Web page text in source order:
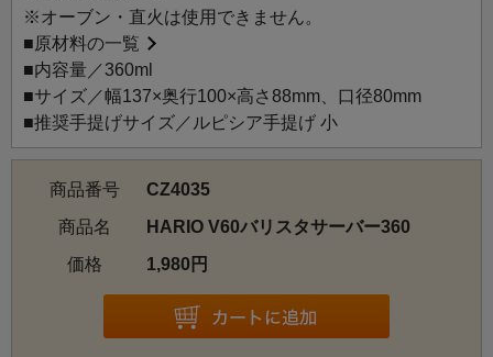
（HARIO GlassR）製。
お茶をいれる際の茶海としても使え、万能です。
※オーブン・直火は使用できません。
■原材料の一覧
■内容量／360ml
■サイズ／幅137×奥行100×高さ88mm、口径80mm
■推奨手提げサイズ／ルピシア手提げ 小
商品番号
CZ4035
商品名
HARIO V60バリスタサーバー360
価格
1,980円